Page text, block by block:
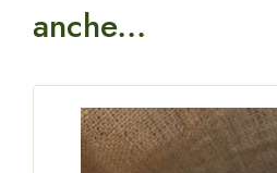
anche...